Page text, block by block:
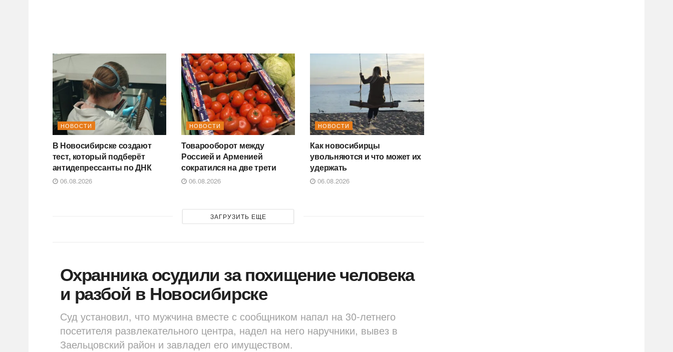
НОВОСТИ
В Новосибирске создают
тест, который подберёт
антидепрессанты по ДНК
06.08.2026
НОВОСТИ
Товарооборот между
Россией и Арменией
сократился на две трети
06.08.2026
НОВОСТИ
Как новосибирцы
увольняются и что может их
удержать
06.08.2026
ЗАГРУЗИТЬ ЕЩЕ
Охранника осудили за похищение человека
и разбой в Новосибирске
Суд установил, что мужчина вместе с сообщником напал на 30-летнего
посетителя развлекательного центра, надел на него наручники, вывез в
Заельцовский район и завладел его имуществом.